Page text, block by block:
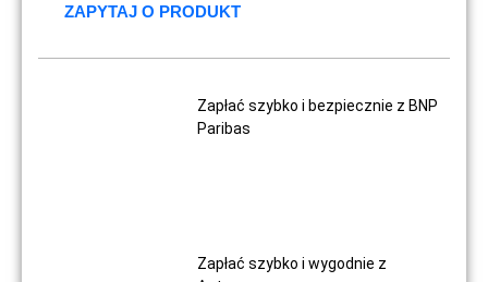
ZAPYTAJ O PRODUKT
Zapłać szybko i bezpiecznie z BNP
Paribas
Zapłać szybko i wygodnie z